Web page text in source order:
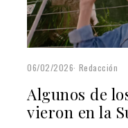
06/02/2026 Redacción
Algunos de
vieron en la